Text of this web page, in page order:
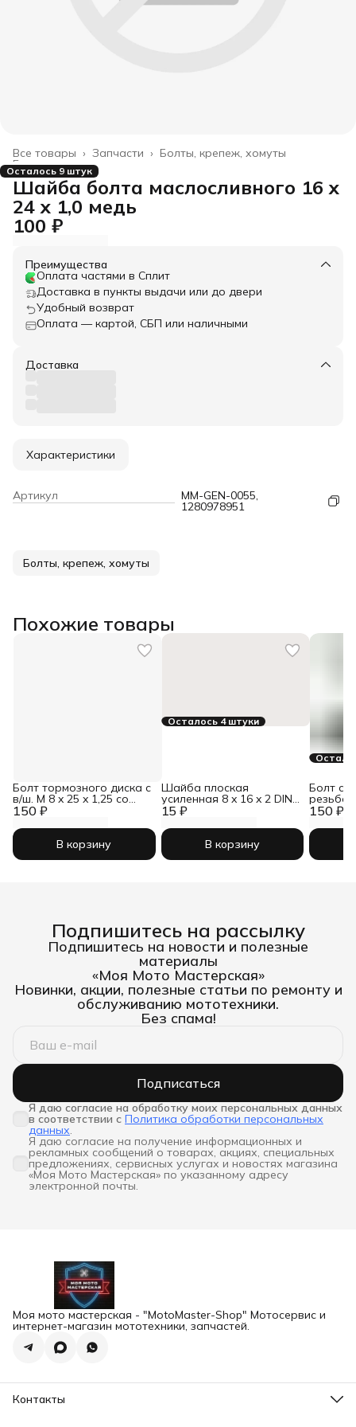
Болты, крепеж, хомуты
Запчасти ›
Все товары ›
Главная ›
Осталось 9 штук
Шайба болта маслосливного 16 x
24 x 1,0 медь
100 ₽
Преимущества
Оплата частями в Сплит
Доставка в пункты выдачи или до двери
Удобный возврат
Оплата — картой, СБП или наличными
Доставка
Характеристики
Артикул MM-GEN-0055,
1280978951
Болты, крепеж, хомуты
Похожие товары
150 ₽
Болт тормозного диска с
в/ш. М 8 x 25 x 1,25 со
ступенькой
В корзину
Осталось 4 штуки
15 ₽
Шайба плоская
усиленная 8 x 16 x 2 DIN
1440
В корзину
150 ₽
Болт с
кл.пр.
Подпишитесь на рассылку
Подпишитесь на новости и полезные
материалы
«Моя Мото Мастерская»
Новинки, акции, полезные статьи по ремонту и
обслуживанию мототехники.
Без спама!
Подписаться
Я даю согласие на обработку моих персональных данных
в соответствии с Политика обработки персональных
данных
Я даю согласие на получение информационных и
рекламных сообщений о товарах, акциях, специальных
предложениях, сервисных услугах и новостях магазина
«Моя Мото Мастерская» по указанному адресу
электронной почты.
Моя мото мастерская - "MotoMaster-Shop" Мотосервис и
интернет-магазин мототехники, запчастей.
Контакты